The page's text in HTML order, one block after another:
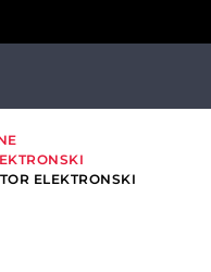
ELEKTRONSKI